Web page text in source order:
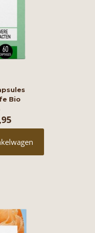
Bio
Huidige
prijs
€22,95.